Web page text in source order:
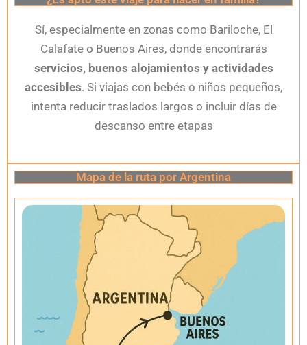
Sí, especialmente en zonas como Bariloche, El
Calafate o Buenos Aires, donde encontrarás
servicios, buenos alojamientos y actividades
accesibles. Si viajas con bebés o niños pequeños,
intenta reducir traslados largos o incluir días de
descanso entre etapas
Mapa de la ruta por Argentina